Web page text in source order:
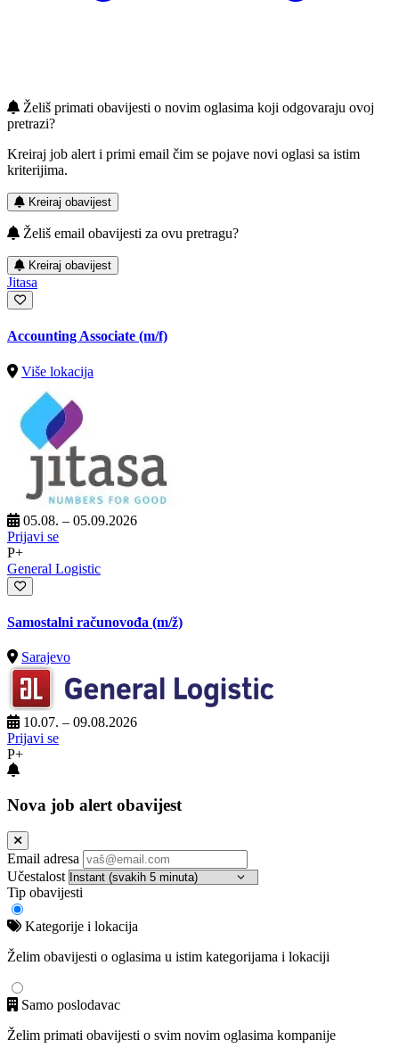
Želiš primati obavijesti o novim oglasima koji odgovaraju ovoj
pretrazi?
Kreiraj job alert i primi email čim se pojave novi oglasi sa istim
kriterijima.
Kreiraj obavijest
Želiš email obavijesti za ovu pretragu?
Kreiraj obavijest
Jitasa
Accounting Associate (m/f)
Više lokacija
05.08. – 05.09.2026
Prijavi se
P+
General Logistic
Samostalni računovođa (m/ž)
Sarajevo
10.07. – 09.08.2026
Prijavi se
P+
Nova job alert obavijest
Email adresa
Učestalost
Tip obavijesti
Kategorije i lokacija
Želim obavijesti o oglasima u istim kategorijama i lokaciji
Samo poslodavac
Želim primati obavijesti o svim novim oglasima kompanije